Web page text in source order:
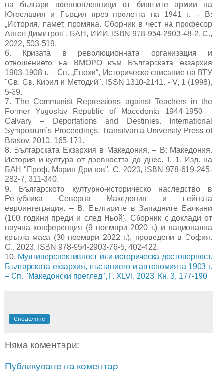
на българи военнопленници от бившите армии на
Югославия и Гърция през пролетта на 1941 г. – В:
„История, памет, промяна. Сборник в чест на професор
Ангел Димитров“. БАН, ИИИ. ISBN 978-954-2903-48-2, С.,
2022, 503-519.
6. Кризата в революционната организация и
отношението на ВМОРО към Българската екзархия
1903-1908 г. – Сп. „Епохи“, Историческо списание на ВТУ
"Св. Св. Кирил и Методий". ISSN 1310-2141. - V, 1 (1998),
5-39.
7. The Communist Repressions against Teachers in the
Former Yugoslav Republic of Macedonia 1944-1950 –
Calvary – Deportations and Destinies. International
Symposium`s Proceedings. Transilvania University Press of
Brasov. 2010. 165-171.
8. Българската Екзархия в Македония. – В: Македония.
История и култура от древността до днес. Т. 1, Изд. на
БАН "Проф. Марин Дринов", С. 2023, ISBN 978-619-245-
282-7, 311-340.
9. Българското културно-историческо наследство в
Република Северна Македония и нейната
евроинтеграция. – В: Българите в Западните Балкани
(100 години преди и след Ньой). Сборник с доклади от
научна конференция (9 ноември 2020 г.) и национална
кръгла маса (30 ноември 2022 г.), проведени в София.
С., 2023, ISBN 978-954-2903-76-5, 402-422.
10. Мултиперспективност или историческа достоверност.
Българската екзархия, въстанието и автономията 1903 г.
– Сп. "Македонски преглед", Г. XLVI, 2023, Кн. 3, 177-190
Споделяне
Няма коментари:
Публикуване на коментар